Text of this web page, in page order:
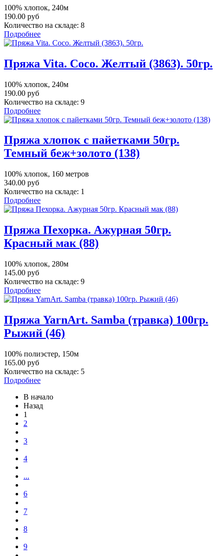
100% хлопок, 240м
190.00 руб
Количество на складе: 8
Подробнее
Пряжа Vita. Сосо. Желтый (3863). 50гр.
100% хлопок, 240м
190.00 руб
Количество на складе: 9
Подробнее
Пряжа хлопок с пайетками 50гр.
Темный беж+золото (138)
100% хлопок, 160 метров
340.00 руб
Количество на складе: 1
Подробнее
Пряжа Пехорка. Ажурная 50гр.
Красный мак (88)
100% хлопок, 280м
145.00 руб
Количество на складе: 9
Подробнее
Пряжа YarnArt. Samba (травка) 100гр.
Рыжий (46)
100% полиэстер, 150м
165.00 руб
Количество на складе: 5
Подробнее
В начало
Назад
1
2
3
4
...
6
7
8
9